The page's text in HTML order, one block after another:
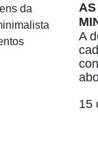
AS
A
15